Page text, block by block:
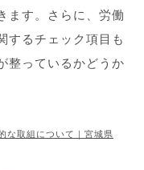
ます。さらに、労働
するチェック項目も
整っているかどうか
な取組について｜宮城県